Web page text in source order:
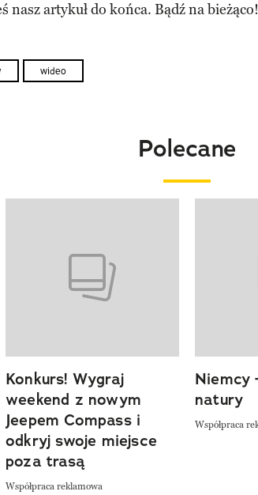
nasz artykuł do końca. Bądź na bieżąco!
wideo
Polecane
Konkurs! Wygraj
weekend z nowym
Jeepem Compass i
odkryj swoje miejsce
poza trasą
Współpraca reklamowa
Niemcy
natury
Współpraca